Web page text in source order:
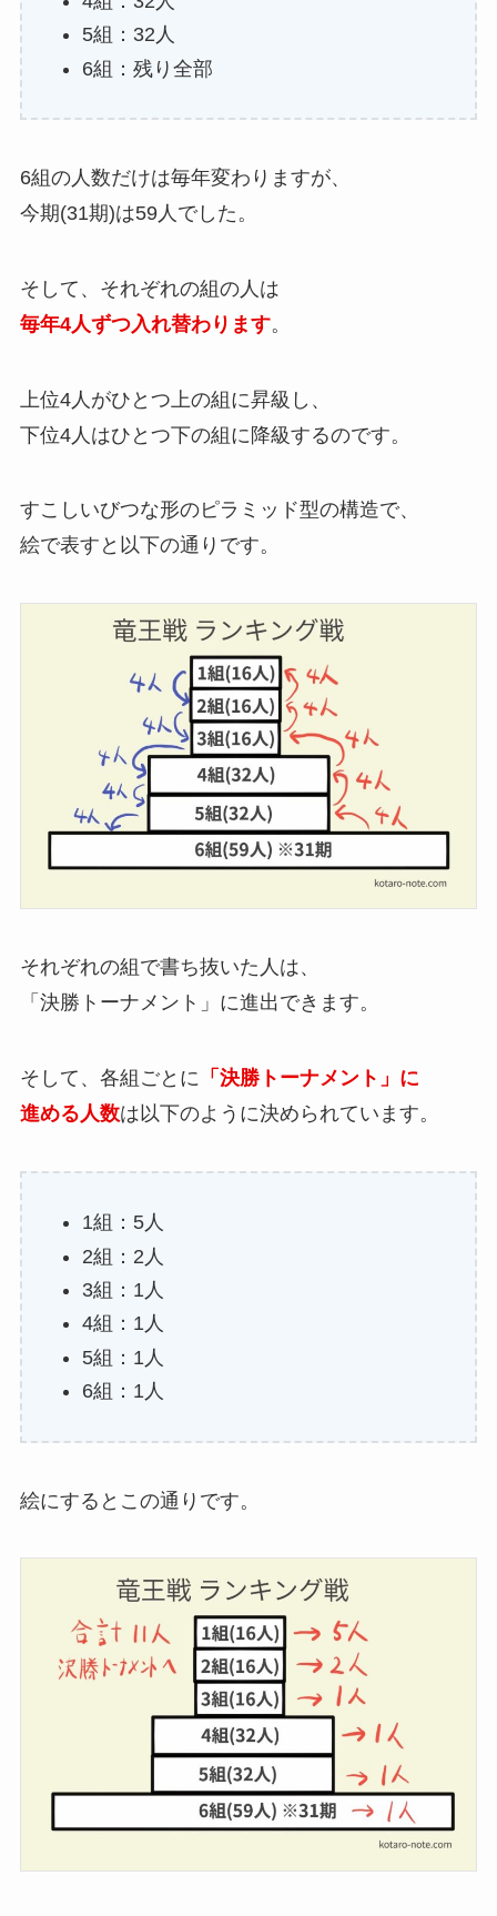
5組：32人
6組：残り全部
6組の人数だけは毎年変わりますが、
今期(31期)は59人でした。
そして、それぞれの組の人は
毎年4人ずつ入れ替わります。
上位4人がひとつ上の組に昇級し、
下位4人はひとつ下の組に降級するのです。
すこしいびつな形のピラミッド型の構造で、
絵で表すと以下の通りです。
それぞれの組で書ち抜いた人は、
「決勝トーナメント」に進出できます。
そして、各組ごとに 「決勝トーナメント」に
進める人数は以下のように決められています。
1組：5人
2組：2人
3組：1人
4組：1人
5組：1人
6組：1人
絵にするとこの通りです。